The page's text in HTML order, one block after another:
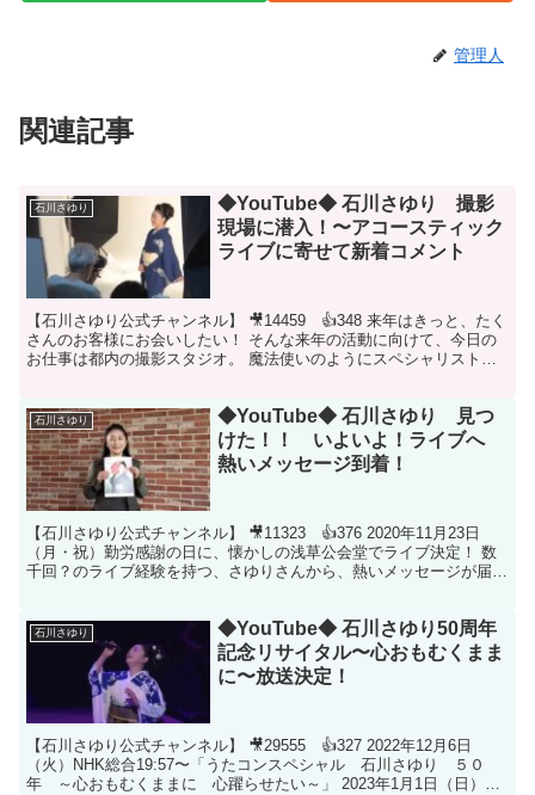
管理人
関連記事
石川さゆり
◆YouTube◆ 石川さゆり 撮影
現場に潜入！〜アコースティック
ライブに寄せて新着コメント
【石川さゆり公式チャンネル】 🎥14459 👍348 来年はきっと、たく
さんのお客様にお会いしたい！ そんな来年の活動に向けて、今日の
お仕事は都内の撮影スタジオ。 魔法使いのようにスペシャリスト
石川さゆり
◆YouTube◆ 石川さゆり 見つ
けた！！ いよいよ！ライブへ
熱いメッセージ到着！
【石川さゆり公式チャンネル】 🎥11323 👍376 2020年11月23日
（月・祝）勤労感謝の日に、懐かしの浅草公会堂でライブ決定！ 数
千回？のライブ経験を持つ、さゆりさんから、熱いメッセージが届き
石川さゆり
◆YouTube◆ 石川さゆり50周年
記念リサイタル〜心おもむくまま
に〜放送決定！
【石川さゆり公式チャンネル】 🎥29555 👍327 2022年12月6日
（火）NHK総合19:57〜「うたコンスペシャル 石川さゆり ５０
年 ～心おもむくままに 心躍らせたい～」 2023年1月1日（日）